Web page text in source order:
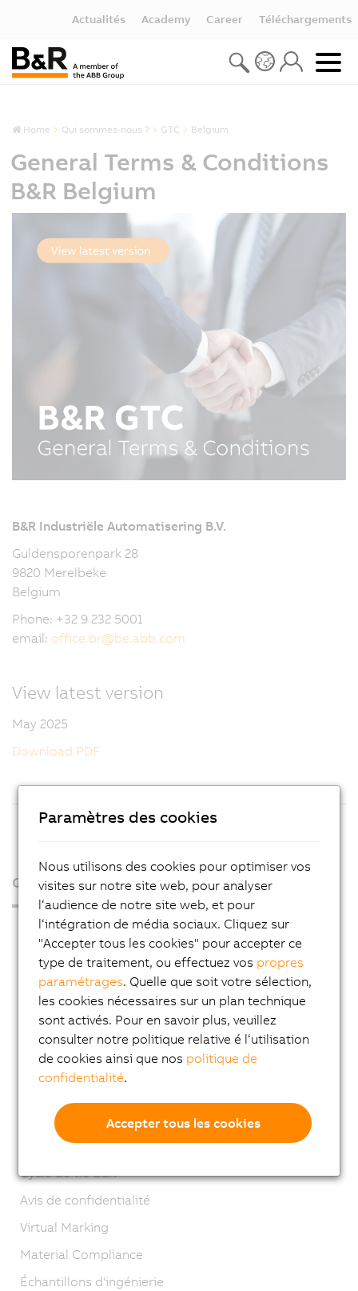
Actualités Academy Career Téléchargements
Home Qui sommes-nous ? GTC Belgium
General Terms & Conditions
B&R Belgium
B&R Industriële Automatisering B.V.
Guldensporenpark 28
9820 Merelbeke
Belgium
Phone: +32 9 232 5001
email: office.br@be.abb.com
View latest version
May 2025
Download PDF
Qui sommes-nous ?
Espace presse
Blog
AutoMates
Service Email News
Carrière
Adresses
Mentions légales
Cycle de vie B&R
Avis de confidentialité
Virtual Marking
Material Compliance
Échantillons d'ingénierie
Paramètres des cookies
Nous utilisons des cookies pour optimiser vos
visites sur notre site web, pour analyser
l‘audience de notre site web, et pour
l‘intégration de média sociaux. Cliquez sur
"Accepter tous les cookies" pour accepter ce
type de traitement, ou effectuez vos propres
paramétrages. Quelle que soit votre sélection,
les cookies nécessaires sur un plan technique
sont activés. Pour en savoir plus, veuillez
consulter notre politique relative é l‘utilisation
de cookies ainsi que nos politique de
confidentialité.
Accepter tous les cookies